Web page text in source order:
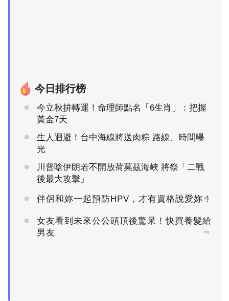
今日排行榜
今立秋拚轉運！命理師點名「6生肖」：把握
黃金7天
生人迴避！台中海線將送肉粽 路線、時間曝
光
川普嗆伊朗若不開放荷莫茲海峽 將祭「二戰
後最大攻擊」
伴侶和妳一起預防HPV，才有資格說愛妳！
PR
女友看到未來公公頭頂後驚呆！快買養髮給
男友
PR